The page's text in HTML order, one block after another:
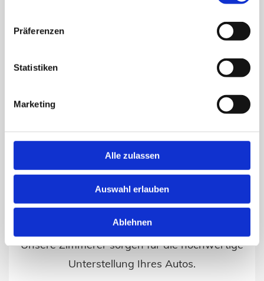
Präferenzen
Statistiken
Marketing
Alle zulassen
Auswahl erlauben
Ablehnen
Wir führen vielfältige Reparaturen für Sie
Carports
Unsere Zimmerer sorgen für die hochwertige
Unterstellung Ihres Autos.